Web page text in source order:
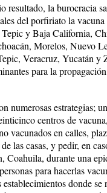
resultado, la burocracia
del porfiriato la
y Baja California,
Morelos, Nuevo
Veracruz, Yucatán y
para la
numerosas estrategias;
centros de
vacunados en calles,
las casas, y pedir, en
Coahuila, durante una
para hacerlas
donde